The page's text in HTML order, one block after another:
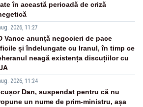
în această perioadă de criză
2026, 11:27
Vance anunță negocieri de pace
și îndelungate cu Iranul, în timp ce
neagă existența discuțiilor cu
2026, 11:24
Dan, suspendat pentru că nu
un nume de prim-ministru, așa